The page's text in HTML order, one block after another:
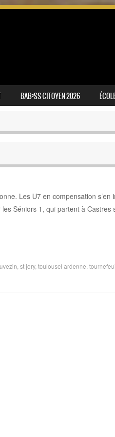
BAB²SS CITOYEN 2026
Les U7 en compensation s’en
Séniors 1, qui partent à Castres
st jory, toulousel ardenne